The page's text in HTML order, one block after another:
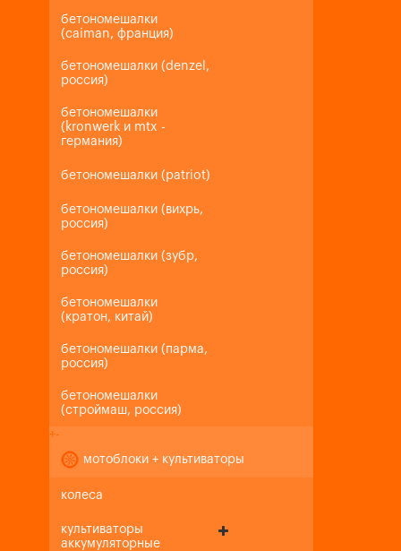
бетономешалки
(caiman, франция)
бетономешалки (denzel,
россия)
бетономешалки
(kronwerk и mtx -
германия)
бетономешалки (patriot)
бетономешалки (вихрь,
россия)
бетономешалки (зубр,
россия)
бетономешалки
(кратон, китай)
бетономешалки (парма,
россия)
бетономешалки
(строймаш, россия)
+-
мотоблоки + культиваторы
колеса
культиваторы
аккумуляторные